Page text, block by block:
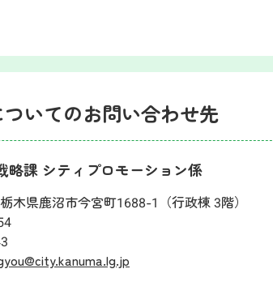
いてのお問い合わせ先
略課 シティプロモーション係
木県鹿沼市今宮町1688-1（行政棟 3階）